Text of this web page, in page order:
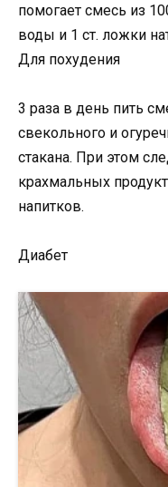
помогает смесь из
воды и 1 ст. ложки
Для похудения
3 раза в день пить
свекольного и
стакана. При этом
крахмальных
напитков.
Диабет